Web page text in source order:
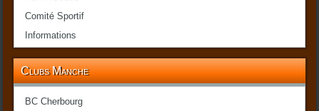
Comité Sportif
Informations
Clubs Manche
BC Cherbourg